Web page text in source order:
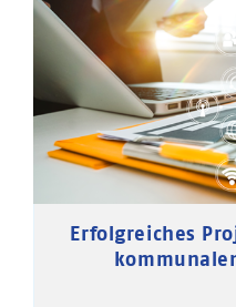
Erfolgreiches